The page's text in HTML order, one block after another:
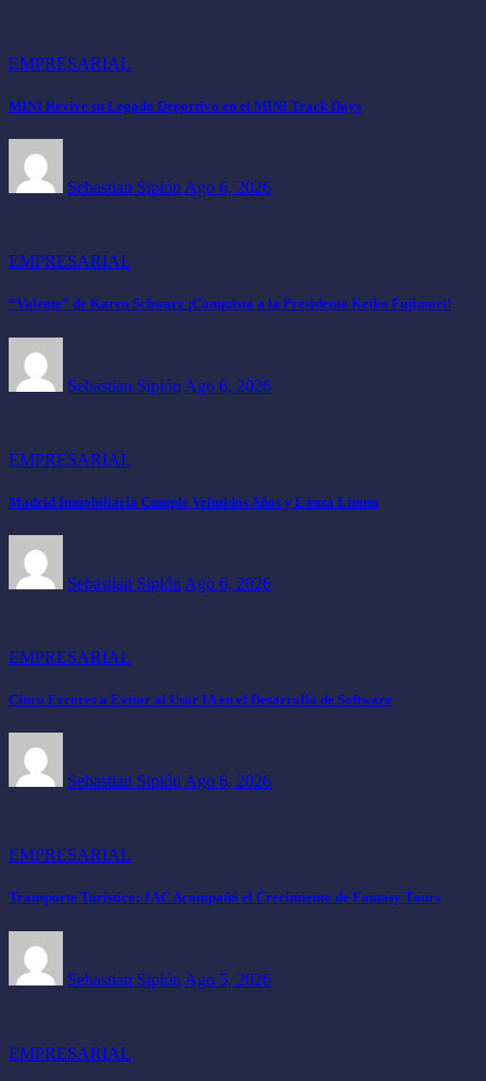
EMPRESARIAL
MINI Revive su Legado Deportivo en el MINI Track Days
Sebastian Sipión Ago 6, 2026
EMPRESARIAL
“Valente” de Karen Schwarz ¡Conquista a la Presidenta Keiko Fujimori!
Sebastian Sipión Ago 6, 2026
EMPRESARIAL
Madrid Inmobiliaria Cumple Veintidós Años y Lanza Linum
Sebastian Sipión Ago 6, 2026
EMPRESARIAL
Cinco Errores a Evitar al Usar IA en el Desarrollo de Software
Sebastian Sipión Ago 6, 2026
EMPRESARIAL
Transporte Turístico: JAC Acompañó el Crecimiento de Fantasy Tours
Sebastian Sipión Ago 5, 2026
EMPRESARIAL